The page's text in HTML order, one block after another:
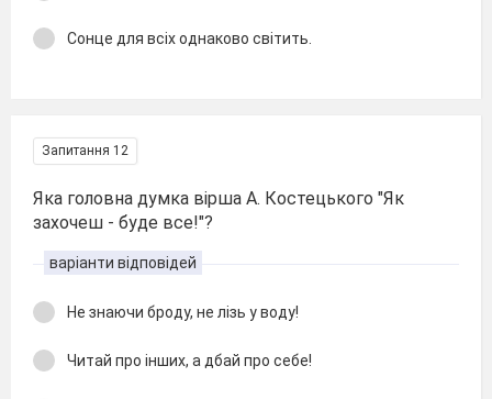
Сонце для всіх однаково світить.
Запитання 12
Яка головна думка вірша А. Костецького "Як
захочеш - буде все!"?
варіанти відповідей
Не знаючи броду, не лізь у воду!
Читай про інших, а дбай про себе!